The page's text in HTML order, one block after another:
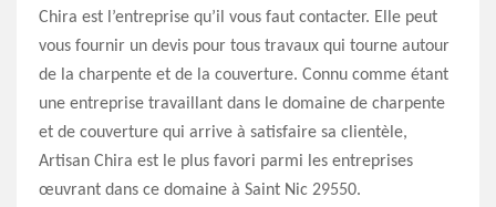
Chira est l’entreprise qu’il vous faut contacter. Elle peut
vous fournir un devis pour tous travaux qui tourne autour
de la charpente et de la couverture. Connu comme étant
une entreprise travaillant dans le domaine de charpente
et de couverture qui arrive à satisfaire sa clientèle,
Artisan Chira est le plus favori parmi les entreprises
œuvrant dans ce domaine à Saint Nic 29550.